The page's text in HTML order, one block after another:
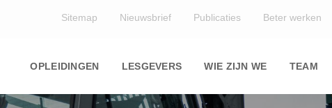
Sitemap Nieuwsbrief Publicaties Beter werken
navigation
OPLEIDINGEN LESGEVERS WIE ZIJN WE TEAM